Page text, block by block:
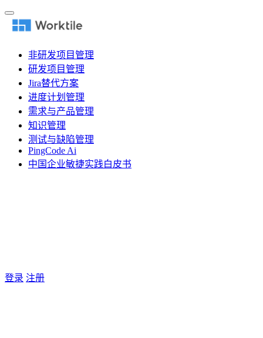
非研发项目管理
研发项目管理
Jira替代方案
进度计划管理
需求与产品管理
知识管理
测试与缺陷管理
PingCode Ai
中国企业敏捷实践白皮书
登录 注册